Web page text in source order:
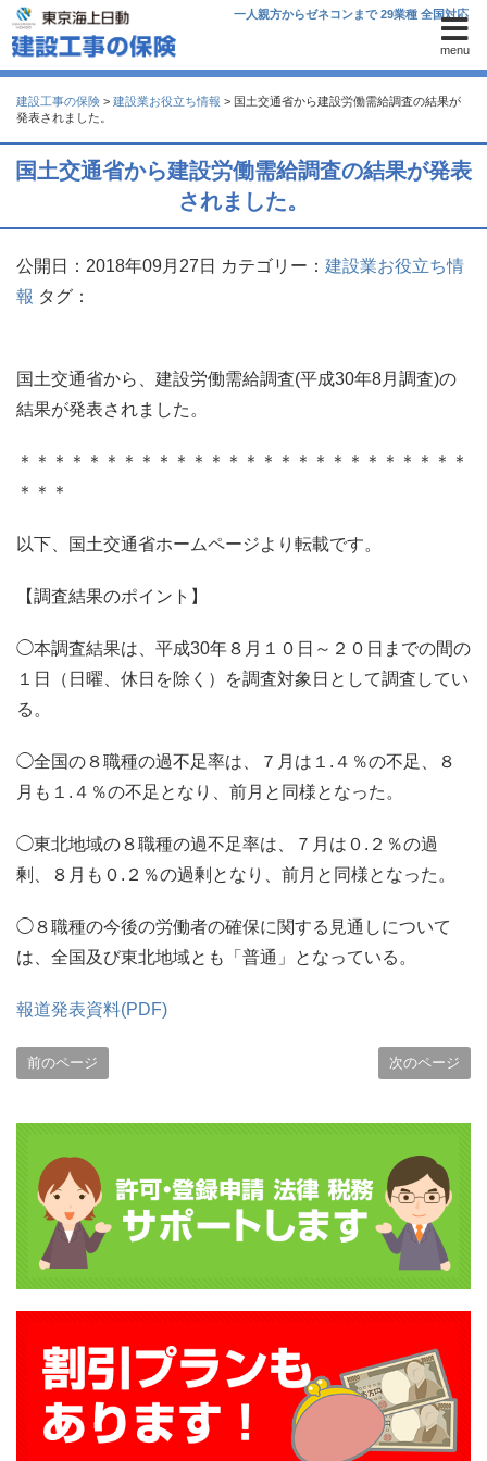
menu
一人親方からゼネコンまで 29業種 全国対応
建設工事の保険 > 建設業お役立ち情報 > 国土交通省から建設労働需給調査の結果が
発表されました。
国土交通省から建設労働需給調査の結果が発表
されました。
公開日：2018年09月27日 カテゴリー： 建設業お役立ち情
報 タグ：
国土交通省から、建設労働需給調査(平成30年8月調査)の
結果が発表されました。
＊＊＊＊＊＊＊＊＊＊＊＊＊＊＊＊＊＊＊＊＊＊＊＊＊＊
＊＊＊
以下、国土交通省ホームページより転載です。
【調査結果のポイント】
◯本調査結果は、平成30年８月１０日～２０日までの間の
１日（日曜、休日を除く）を調査対象日として調査してい
る。
◯全国の８職種の過不足率は、７月は１.４％の不足、８
月も１.４％の不足となり、前月と同様となった。
◯東北地域の８職種の過不足率は、７月は０.２％の過
剰、８月も０.２％の過剰となり、前月と同様となった。
◯８職種の今後の労働者の確保に関する見通しについて
は、全国及び東北地域とも「普通」となっている。
報道発表資料(PDF)
前のページ 次のページ